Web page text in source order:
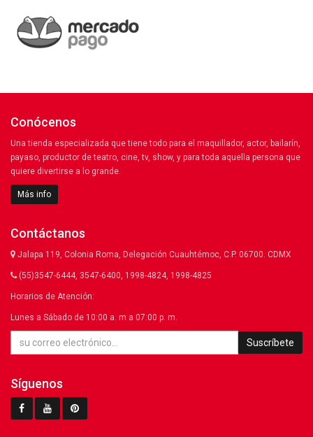
Conócenos
Una tienda especializada que tiene todo para el maquillador, actor, bailarín,
payaso, productor de teatro, cine, tv, show, y para toda aquella persona que
quiere divertirse a lo grande.
Más info
Contáctanos
Jalapa 119, Colonia Roma, Delegación Cuauhtémoc, C.P. 06700. CDMX
(55)3547-6444, 3547-6400, 1998-4824, 1998-4825
Horarios de Atención:
Lunes a Sábado de 10:00 a. m a 07:00 p. m.
Suscríbete
Síguenos